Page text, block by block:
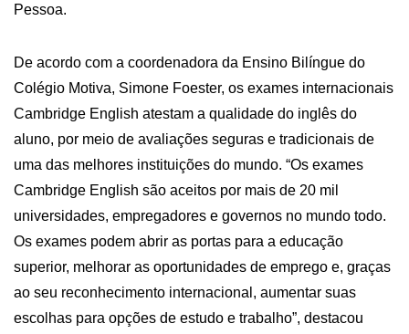
Pessoa.
De acordo com a coordenadora da Ensino Bilíngue do
Colégio Motiva, Simone Foester, os exames internacionais
Cambridge English atestam a qualidade do inglês do
aluno, por meio de avaliações seguras e tradicionais de
uma das melhores instituições do mundo. “Os exames
Cambridge English são aceitos por mais de 20 mil
universidades, empregadores e governos no mundo todo.
Os exames podem abrir as portas para a educação
superior, melhorar as oportunidades de emprego e, graças
ao seu reconhecimento internacional, aumentar suas
escolhas para opções de estudo e trabalho”, destacou